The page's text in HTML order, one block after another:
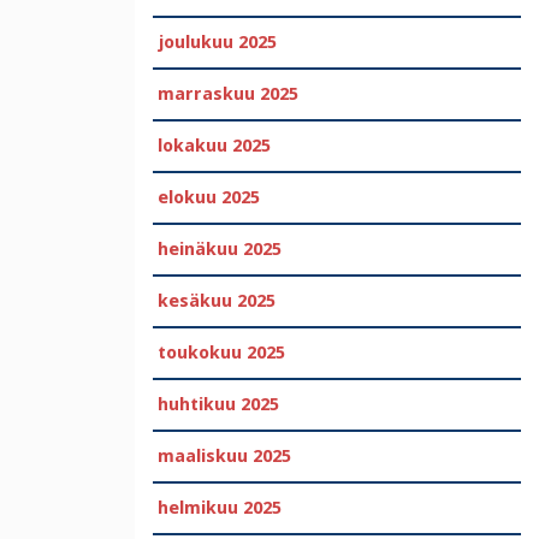
joulukuu 2025
marraskuu 2025
lokakuu 2025
elokuu 2025
heinäkuu 2025
kesäkuu 2025
toukokuu 2025
huhtikuu 2025
maaliskuu 2025
helmikuu 2025